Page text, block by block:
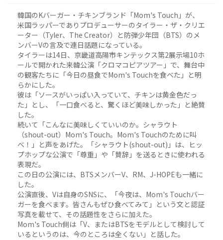
韓国のKバーガー・チキンブランド「Mom's Touch」が、
米国ラッパーでありプロデューサーのタイラー・ザ・クリエ
ーター（Tyler、The Creator）と防弾少年団（BTS）のメ
ンバーVの言及で連日話題になっている。
タイラーは14日、京畿道高陽市キンテックス第2展示場10ホ
ールで開かれた来韓公演「クロマコピアツアー」で、舞台中
の観客たちに「今日の昼食でMom's Touchを食べた」と明
らかにした。
彼は「ソースがいっぱい入っていて、チキンは黄金色だっ
た」とし、「一口食べると、驚くほど美味しかった」と絶賛
した。
続いて「こんなに美味しくていいのか。シャラウト
（shout-out）Mom's Touch。Mom's Touchのために叫
べ！」と声をあげた。「シャラウト(shout-out)」は、ヒッ
プホップな公演で「尊重」や「賛辞」を送るときに使われる
表現だ。
この日の公演には、BTSメンバーV、RM、J-HOPEも一緒に
した。
公演直後、Vは自身のSNSに、「今夜は、Mom's Touchバー
ガーを食べます。皆さんもぜひ食べてみて」という文と認証
写真を載せて、その話題性をさらに加えた。
Mom's Touch側は「V、またはBTSをモデルとして検討して
いるというのは、今のところは全くない」と話した。